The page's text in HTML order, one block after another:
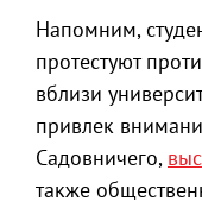
Напомним,
протестуют
вблизи
привлек
Садовничего,
также